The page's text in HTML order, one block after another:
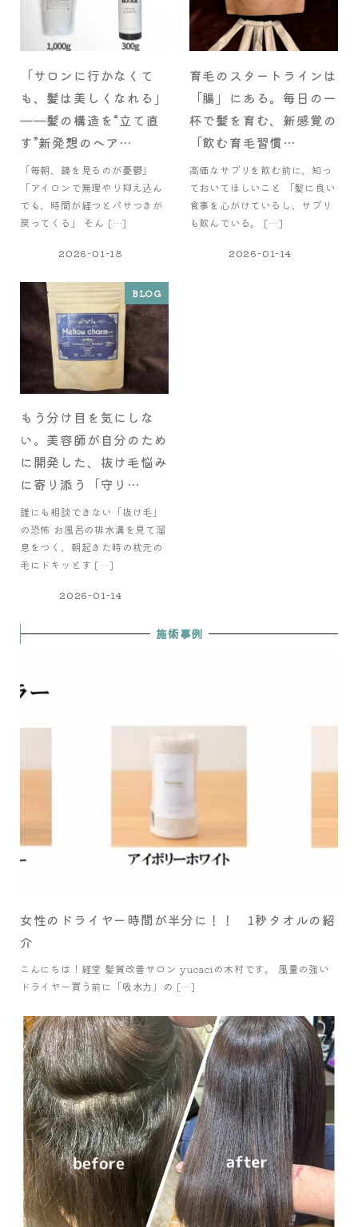
「サロンに行かなくて
も、髪は美しくなれる」
——髪の構造を“立て直
す”新発想のヘア…
「毎朝、鏡を見るのが憂鬱」
「アイロンで無理やり抑え込ん
でも、時間が経つとパサつきが
戻ってくる」 そん […]
2026-01-18
育毛のスタートラインは
「腸」にある。毎日の一
杯で髪を育む、新感覚の
「飲む育毛習慣…
高価なサプリを飲む前に、知っ
ておいてほしいこと 「髪に良い
食事を心がけているし、サプリ
も飲んでいる。 […]
2026-01-14
BLOG
もう分け目を気にしな
い。美容師が自分のため
に開発した、抜け毛悩み
に寄り添う「守り…
誰にも相談できない「抜け毛」
の恐怖 お風呂の排水溝を見て溜
息をつく、朝起きた時の枕元の
毛にドキッとす […]
2026-01-14
施術事例
女性のドライヤー時間が半分に！！ 1秒タオルの紹
介
こんにちは！経堂 髪質改善サロン yucaciの木村です。 風量の強い
ドライヤー買う前に「吸水力」の […]